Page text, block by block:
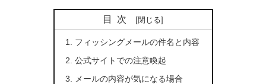
目次
フィッシングメールの件名と内容
公式サイトでの注意喚起
メールの内容が気になる場合